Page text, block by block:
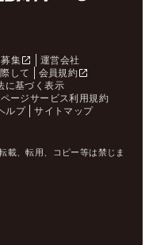
集
運営会社
して
会員規約
に基づく表示
ージサービス利用規約
ルプ サイトマップ
載、転用、コピー等は禁じま